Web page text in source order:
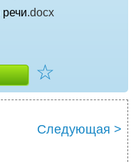
.docx
☆
Следующая >